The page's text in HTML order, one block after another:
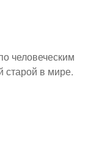
человеческим
старой в мире.